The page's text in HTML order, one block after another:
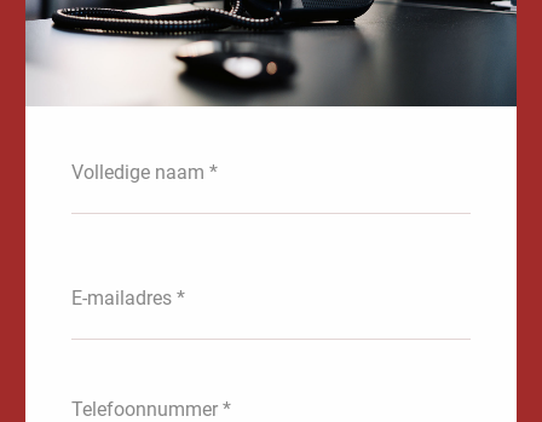
Volledige naam *
E-mailadres *
Telefoonnummer *